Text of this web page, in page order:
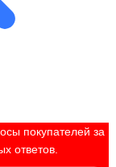
покупателей за
ответов.